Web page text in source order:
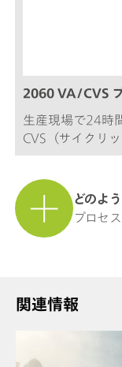
2060 VA/CVS
生産現場で24時
CVS（サイクリ
を実現します。
どのよ
プロセ
関連情報